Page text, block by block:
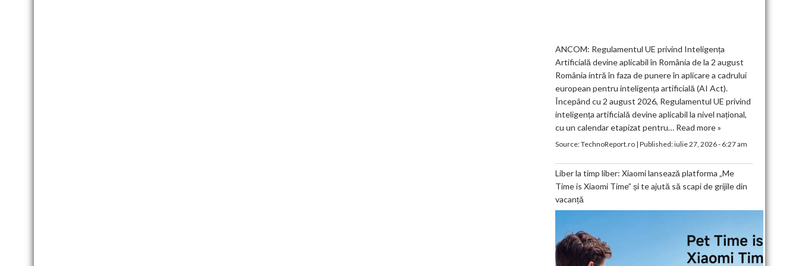
ANCOM: Regulamentul UE privind Inteligența
Artificială devine aplicabil în România de la 2 august
România intră în faza de punere în aplicare a cadrului
european pentru inteligența artificială (AI Act).
Începând cu 2 august 2026, Regulamentul UE privind
inteligența artificială devine aplicabil la nivel național,
cu un calendar etapizat pentru… Read more »
Source:TechnoReport.ro| Published:iulie 27, 2026 - 6:27 am
Liber la timp liber: Xiaomi lansează platforma „Me
Time is Xiaomi Time” și te ajută să scapi de grijile din
vacanță